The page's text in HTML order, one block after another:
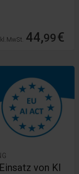
MwSt. 44,99€
von KI